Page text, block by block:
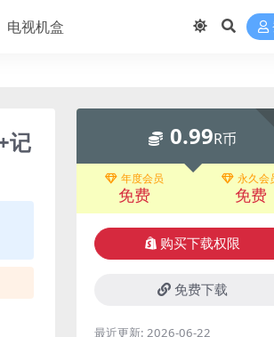
电视机盒
记
0.99R币
年度会员
免费
永久会
免费
购买下载权限
免费下载
最近更新: 2026-06-22